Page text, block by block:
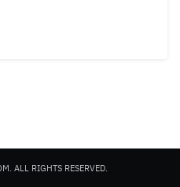
ALL RIGHTS RESERVED.